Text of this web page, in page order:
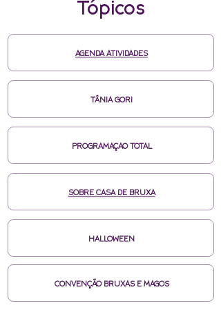
(“Shi = dedos” e “atsu = pressão) nos
fluidez da Energia Vital “Ki”. Neste módulo
percursos de meridianos, direção da energia,
tipos de pressão, amassamentos,
alongamentos e leves trações. Dentre os
inúmeros tratamentos, esta prática alivia
alívio nas regiões cervical, torácica e lombar.
contribui para o equilíbrio de desarmonias
insegurança, tristeza, medo, préocupação e
irritação.
- MASSAGEM INDIANA- De acordo com a
conhecimento, sabedoria e segundo estudos
é a ciência da saúde mais antiga da
humanidade, com mais de 5000 anos de
existência. De origem indiana, é aplicada com
Tópicos
AGENDA ATIVIDADES
TÂNIA GORI
PROGRAMAÇAO TOTAL
SOBRE CASA DE BRUXA
HALLOWEEN
CONVENÇÃO BRUXAS E MAGOS